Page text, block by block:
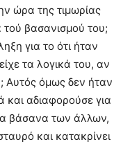
ώρα της τιμωρίας
τού βασανισμού του;
για το ότι ήταν
τα λογικά του, αν
Αυτός όμως δεν ήταν
και αδιαφορούσε για
βάσα­να των άλλων,
και κατακρίνει